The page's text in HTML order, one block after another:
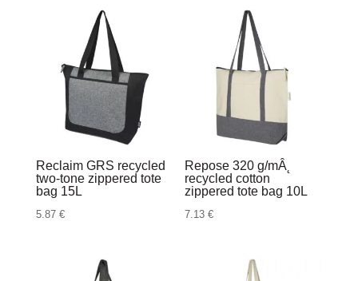
Reclaim GRS recycled
two-tone zippered tote
bag 15L
5.87 €
Repose 320 g/mÂ˛
recycled cotton
zippered tote bag 10L
7.13€